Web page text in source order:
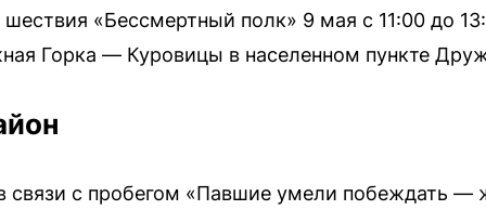
«Бессмертный полк» 9 мая с 11:00 до
Горка — Куровицы в населенном пункте
связи с пробегом «Павшие умели побеждать —